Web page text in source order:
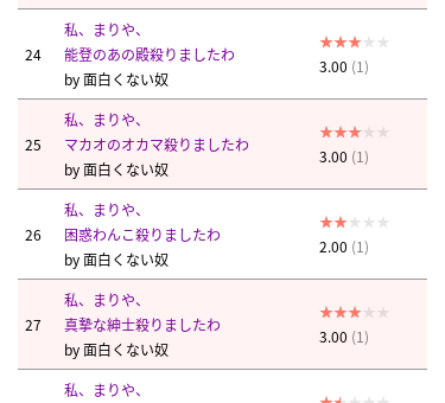
24
私、まりや、
能登のあの殿殺りましたわ
by面白くない奴
3.00 (1)
25
私、まりや、
マカオのオカマ殺りましたわ
by面白くない奴
3.00 (1)
26
私、まりや、
困惑わんこ殺りましたわ
by面白くない奴
2.00 (1)
27
私、まりや、
真摯な紳士殺りましたわ
by面白くない奴
3.00 (1)
私、まりや、